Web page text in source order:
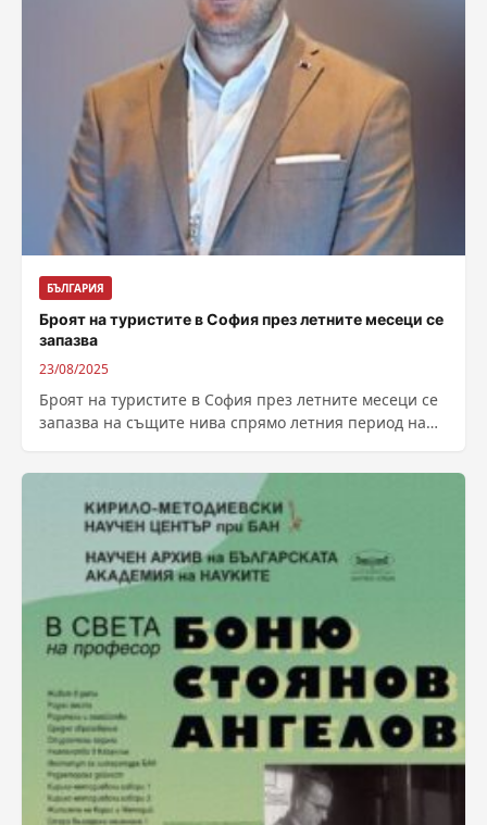
БЪЛГАРИЯ
Броят на туристите в София през летните месеци се
запазва
23/08/2025
Броят на туристите в София през летните месеци се
запазва на същите нива спрямо летния период на